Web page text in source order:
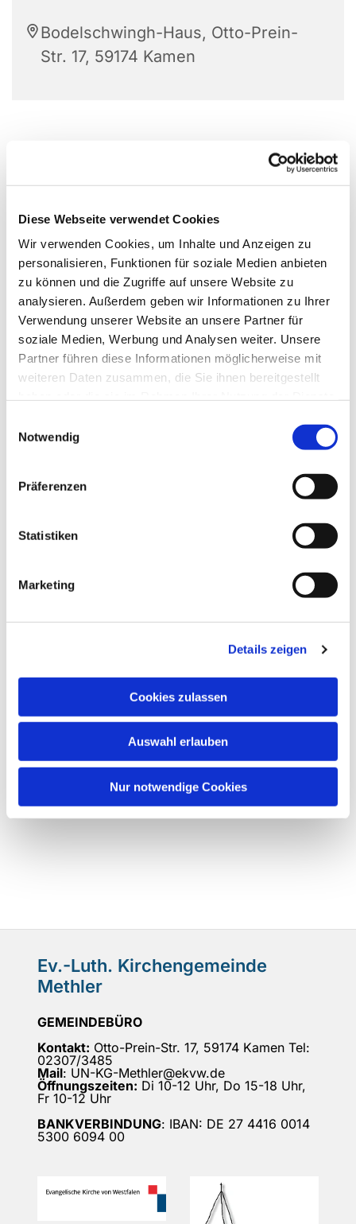
Diese Webseite verwendet Cookies
Wir verwenden Cookies, um Inhalte und Anzeigen zu
personalisieren, Funktionen für soziale Medien anbieten
zu können und die Zugriffe auf unsere Website zu
analysieren. Außerdem geben wir Informationen zu Ihrer
Verwendung unserer Website an unsere Partner für
soziale Medien, Werbung und Analysen weiter. Unsere
Partner führen diese Informationen möglicherweise mit
weiteren Daten zusammen, die Sie ihnen bereitgestellt
Notwendig
Präferenzen
Statistiken
Marketing
Details zeigen
Cookies zulassen
Auswahl erlauben
Nur notwendige Cookies
Bodelschwingh-Haus, Otto-Prein-
Str. 17, 59174 Kamen
Ev.-Luth. Kirchengemeinde
Methler
GEMEINDEBÜRO
Kontakt: Otto-Prein-Str. 17, 59174 Kamen Tel:
02307/3485
Mail: UN-KG-Methler@ekvw.de
Öffnungszeiten: Di 10-12 Uhr, Do 15-18 Uhr,
Fr 10-12 Uhr
BANKVERBINDUNG: IBAN: DE 27 4416 0014
5300 6094 00